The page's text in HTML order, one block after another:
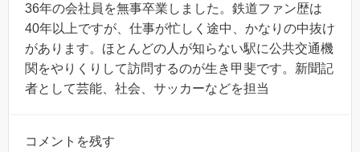
36年の会社員を無事卒業しました。鉄道ファン歴は
40年以上ですが、仕事が忙しく途中、かなりの中抜け
があります。ほとんどの人が知らない駅に公共交通機
関をやりくりして訪問するのが生き甲斐です。新聞記
者として芸能、社会、サッカーなどを担当
コメントを残す